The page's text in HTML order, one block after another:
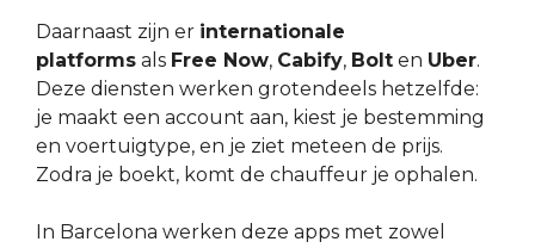
Daarnaast zijn er internationale
platforms als Free Now, Cabify, Bolt en Uber.
Deze diensten werken grotendeels hetzelfde:
je maakt een account aan, kiest je bestemming
en voertuigtype, en je ziet meteen de prijs.
Zodra je boekt, komt de chauffeur je ophalen.
In Barcelona werken deze apps met zowel